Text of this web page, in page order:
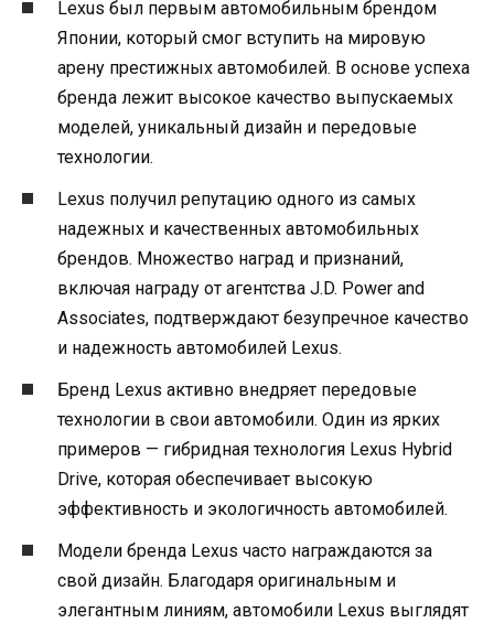
Lexus был первым автомобильным брендом
Японии, который смог вступить на мировую
арену престижных автомобилей. В основе успеха
бренда лежит высокое качество выпускаемых
моделей, уникальный дизайн и передовые
технологии.
Lexus получил репутацию одного из самых
надежных и качественных автомобильных
брендов. Множество наград и признаний,
включая награду от агентства J.D. Power and
Associates, подтверждают безупречное качество
и надежность автомобилей Lexus.
Бренд Lexus активно внедряет передовые
технологии в свои автомобили. Один из ярких
примеров — гибридная технология Lexus Hybrid
Drive, которая обеспечивает высокую
эффективность и экологичность автомобилей.
Модели бренда Lexus часто награждаются за
свой дизайн. Благодаря оригинальным и
элегантным линиям, автомобили Lexus выглядят